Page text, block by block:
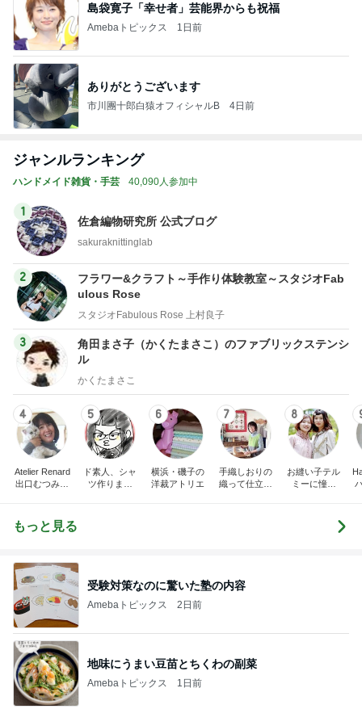
島袋寛子「幸せ者」芸能界からも祝福
Amebaトピックス 1日前
ありがとうございます
市川團十郎白猿オフィシャルB 4日前
ジャンルランキング
ハンドメイド雑貨・手芸 40,090人参加中
1
佐倉編物研究所 公式ブログ
sakuraknittinglab
2
フラワー&クラフト～手作り体験教室～スタジオFab
ulous Rose
スタジオFabulous Rose 上村良子
3
角田まさ子（かくたまさこ）のファブリックステンシ
ル
かくたまさこ
4
Atelier Renard
出口むつみの
5
ド素人、シャ
ツ作りまし
6
横浜・磯子の
洋裁アトリエ
7
手織しおりの
織って仕立て
8
お縫い子テル
ミーに憧れ
もっと見る
受験対策なのに驚いた塾の内容
Amebaトピックス 2日前
地味にうまい豆苗とちくわの副菜
Amebaトピックス 1日前